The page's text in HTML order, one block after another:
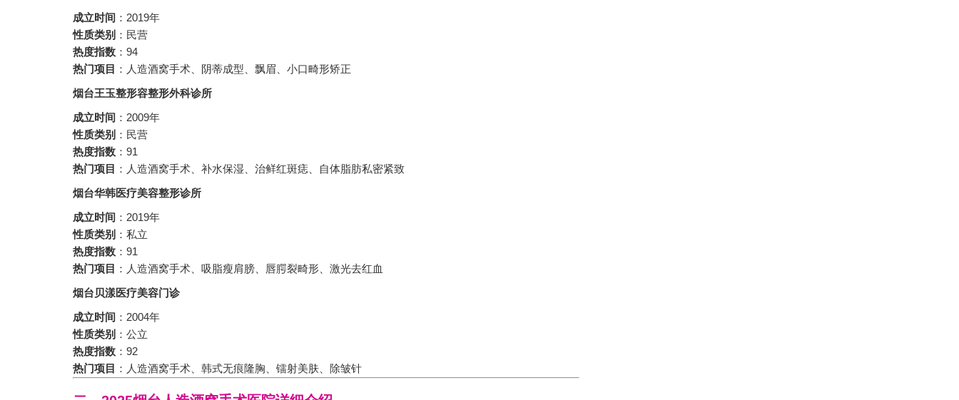
成立时间 ：2019年
性质类别 ：民营
热度指数 ：94
热门项目 ：人造酒窝手术、阴蒂成型、飘眉、小口畸形矫正
烟台王玉整形容整形外科诊所
成立时间 ：2009年
性质类别 ：民营
热度指数 ：91
热门项目 ：人造酒窝手术、补水保湿、治鲜红斑痣、自体脂肪私密紧致
烟台华韩医疗美容整形诊所
成立时间 ：2019年
性质类别 ：私立
热度指数 ：91
热门项目 ：人造酒窝手术、吸脂瘦肩膀、唇腭裂畸形、激光去红血
烟台贝漾医疗美容门诊
成立时间 ：2004年
性质类别 ：公立
热度指数 ：92
热门项目 ：人造酒窝手术、韩式无痕隆胸、镭射美肤、除皱针